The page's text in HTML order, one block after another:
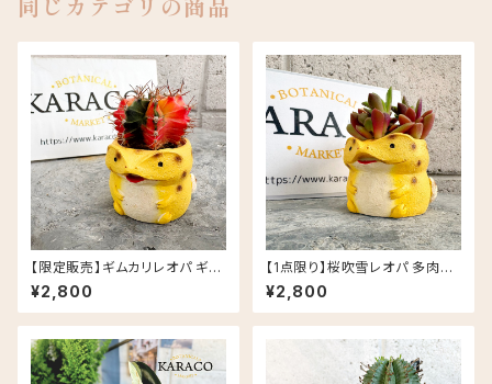
同じカテゴリの商品
【限定販売】ギムカリレオパ ギム
ノカリキウム ミハノビッチ レオパ
ードゲッコー ヒョウモントカゲモ
ドキ レジン鉢
¥2,800
【1点限り】桜吹雪レオパ 多肉植
物 クラッスラ レオパードゲッコ
ー ヒョウモントカゲモドキ レジ
ン鉢
¥2,800